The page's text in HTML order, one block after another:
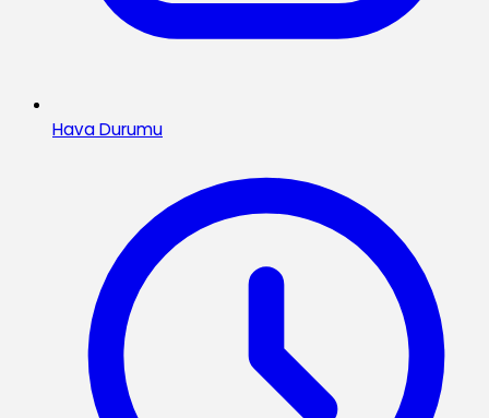
Hava Durumu